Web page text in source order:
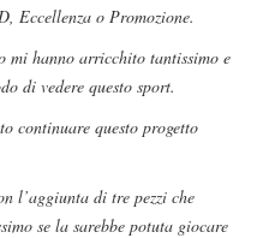
Eccellenza o Promozione.
hanno arricchito tantissimo e
di vedere questo sport.
continuare questo progetto
l’aggiunta di tre pezzi che
se la sarebbe potuta giocare